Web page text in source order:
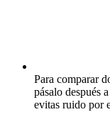
Para comparar
pásalo después
evitas ruido por